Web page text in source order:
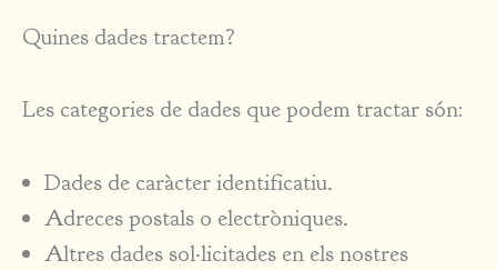
Quines dades tractem?
Les categories de dades que podem tractar són:
Dades de caràcter identificatiu.
Adreces postals o electròniques.
Altres dades sol·licitades en els nostres